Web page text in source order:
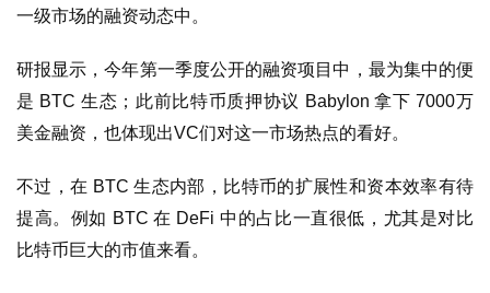
一级市场的融资动态中。
研报显示，今年第一季度公开的融资项目中，最为集中的便
是 BTC 生态；此前比特币质押协议 Babylon 拿下 7000万
美金融资，也体现出VC们对这一市场热点的看好。
不过，在 BTC 生态内部，比特币的扩展性和资本效率有待
提高。例如 BTC 在 DeFi 中的占比一直很低，尤其是对比
比特币巨大的市值来看。